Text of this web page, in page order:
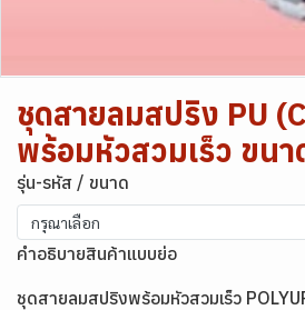
ชุดสายลมสปริง PU
พร้อมหัวสวมเร็ว ขน
รุ่น-รหัส / ขนาด
กรุณาเลือก
คำอธิบายสินค้าแบบย่อ
ชุดสายลมสปริงพร้อมหัวสวมเร็ว